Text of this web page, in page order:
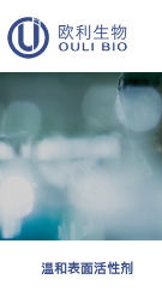
温和表面活性剂